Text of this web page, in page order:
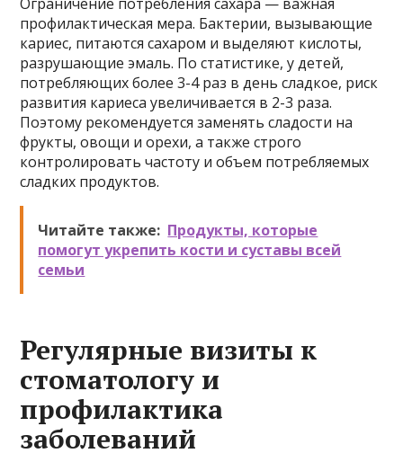
профилактическая мера. Бактерии, вызывающие
кариес, питаются сахаром и выделяют кислоты,
разрушающие эмаль. По статистике, у детей,
потребляющих более 3-4 раз в день сладкое, риск
развития кариеса увеличивается в 2-3 раза.
Поэтому рекомендуется заменять сладости на
фрукты, овощи и орехи, а также строго
контролировать частоту и объем потребляемых
сладких продуктов.
Читайте также: Продукты, которые
помогут укрепить кости и суставы всей
семьи
Регулярные визиты к
стоматологу и
профилактика
заболеваний